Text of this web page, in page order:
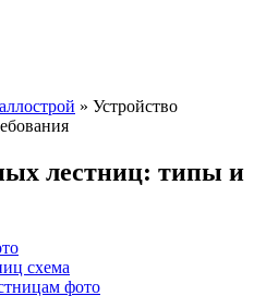
» Устройство
лестниц: типы и